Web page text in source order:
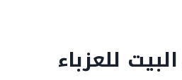
للعزباء